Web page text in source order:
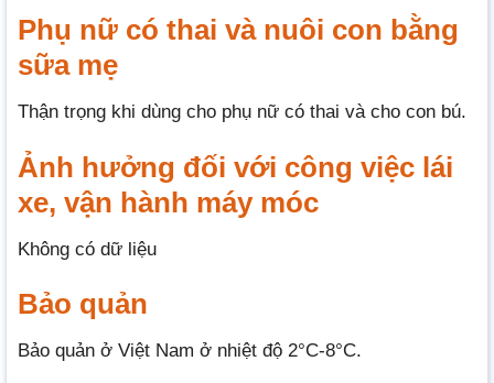
Phụ nữ có thai và nuôi con bằng
sữa mẹ
Thận trọng khi dùng cho phụ nữ có thai và cho con bú.
Ảnh hưởng đối với công việc lái
xe, vận hành máy móc
Không có dữ liệu
Bảo quản
Bảo quản ở Việt Nam ở nhiệt độ 2°C-8°C.